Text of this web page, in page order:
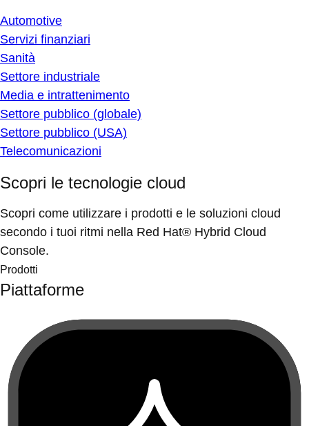
Automotive
Servizi finanziari
Sanità
Settore industriale
Media e intrattenimento
Settore pubblico (globale)
Settore pubblico (USA)
Telecomunicazioni
Scopri le tecnologie cloud
Scopri come utilizzare i prodotti e le soluzioni cloud
secondo i tuoi ritmi nella Red Hat® Hybrid Cloud
Console.
Prodotti
Piattaforme